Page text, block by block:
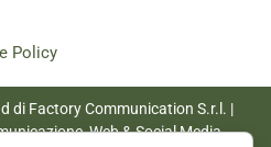
Policy
di Factory Communication S.r.l. |
Web & Social Media